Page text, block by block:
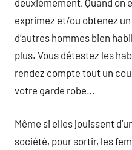
deuxièmement, Quand on
exprimez et/ou obtenez
d’autres hommes bien
plus. Vous détestez les
rendez compte tout un
votre garde robe…
Même si elles jouissent
société, pour sortir, les